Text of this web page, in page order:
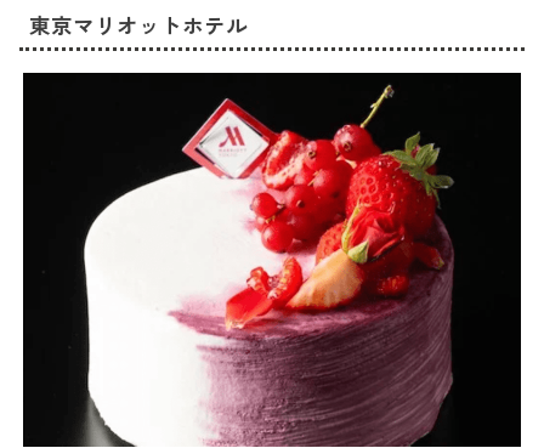
東京マリオットホテル